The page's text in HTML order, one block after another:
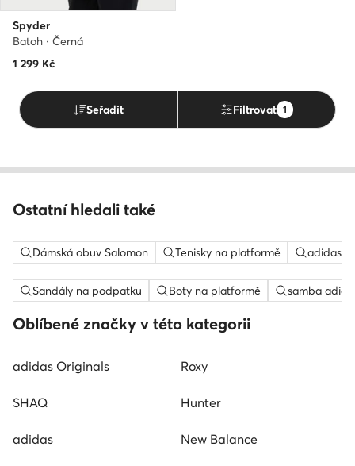
Spyder
Batoh · Černá
1 299 Kč
Seřadit Filtrovat 1
Ostatní hledali také
Dámská obuv Salomon Tenisky na platformě adidas
Sandály na podpatku Boty na platformě samba
Oblíbené značky v této kategorii
adidas Originals Roxy
SHAQ Hunter
adidas New Balance